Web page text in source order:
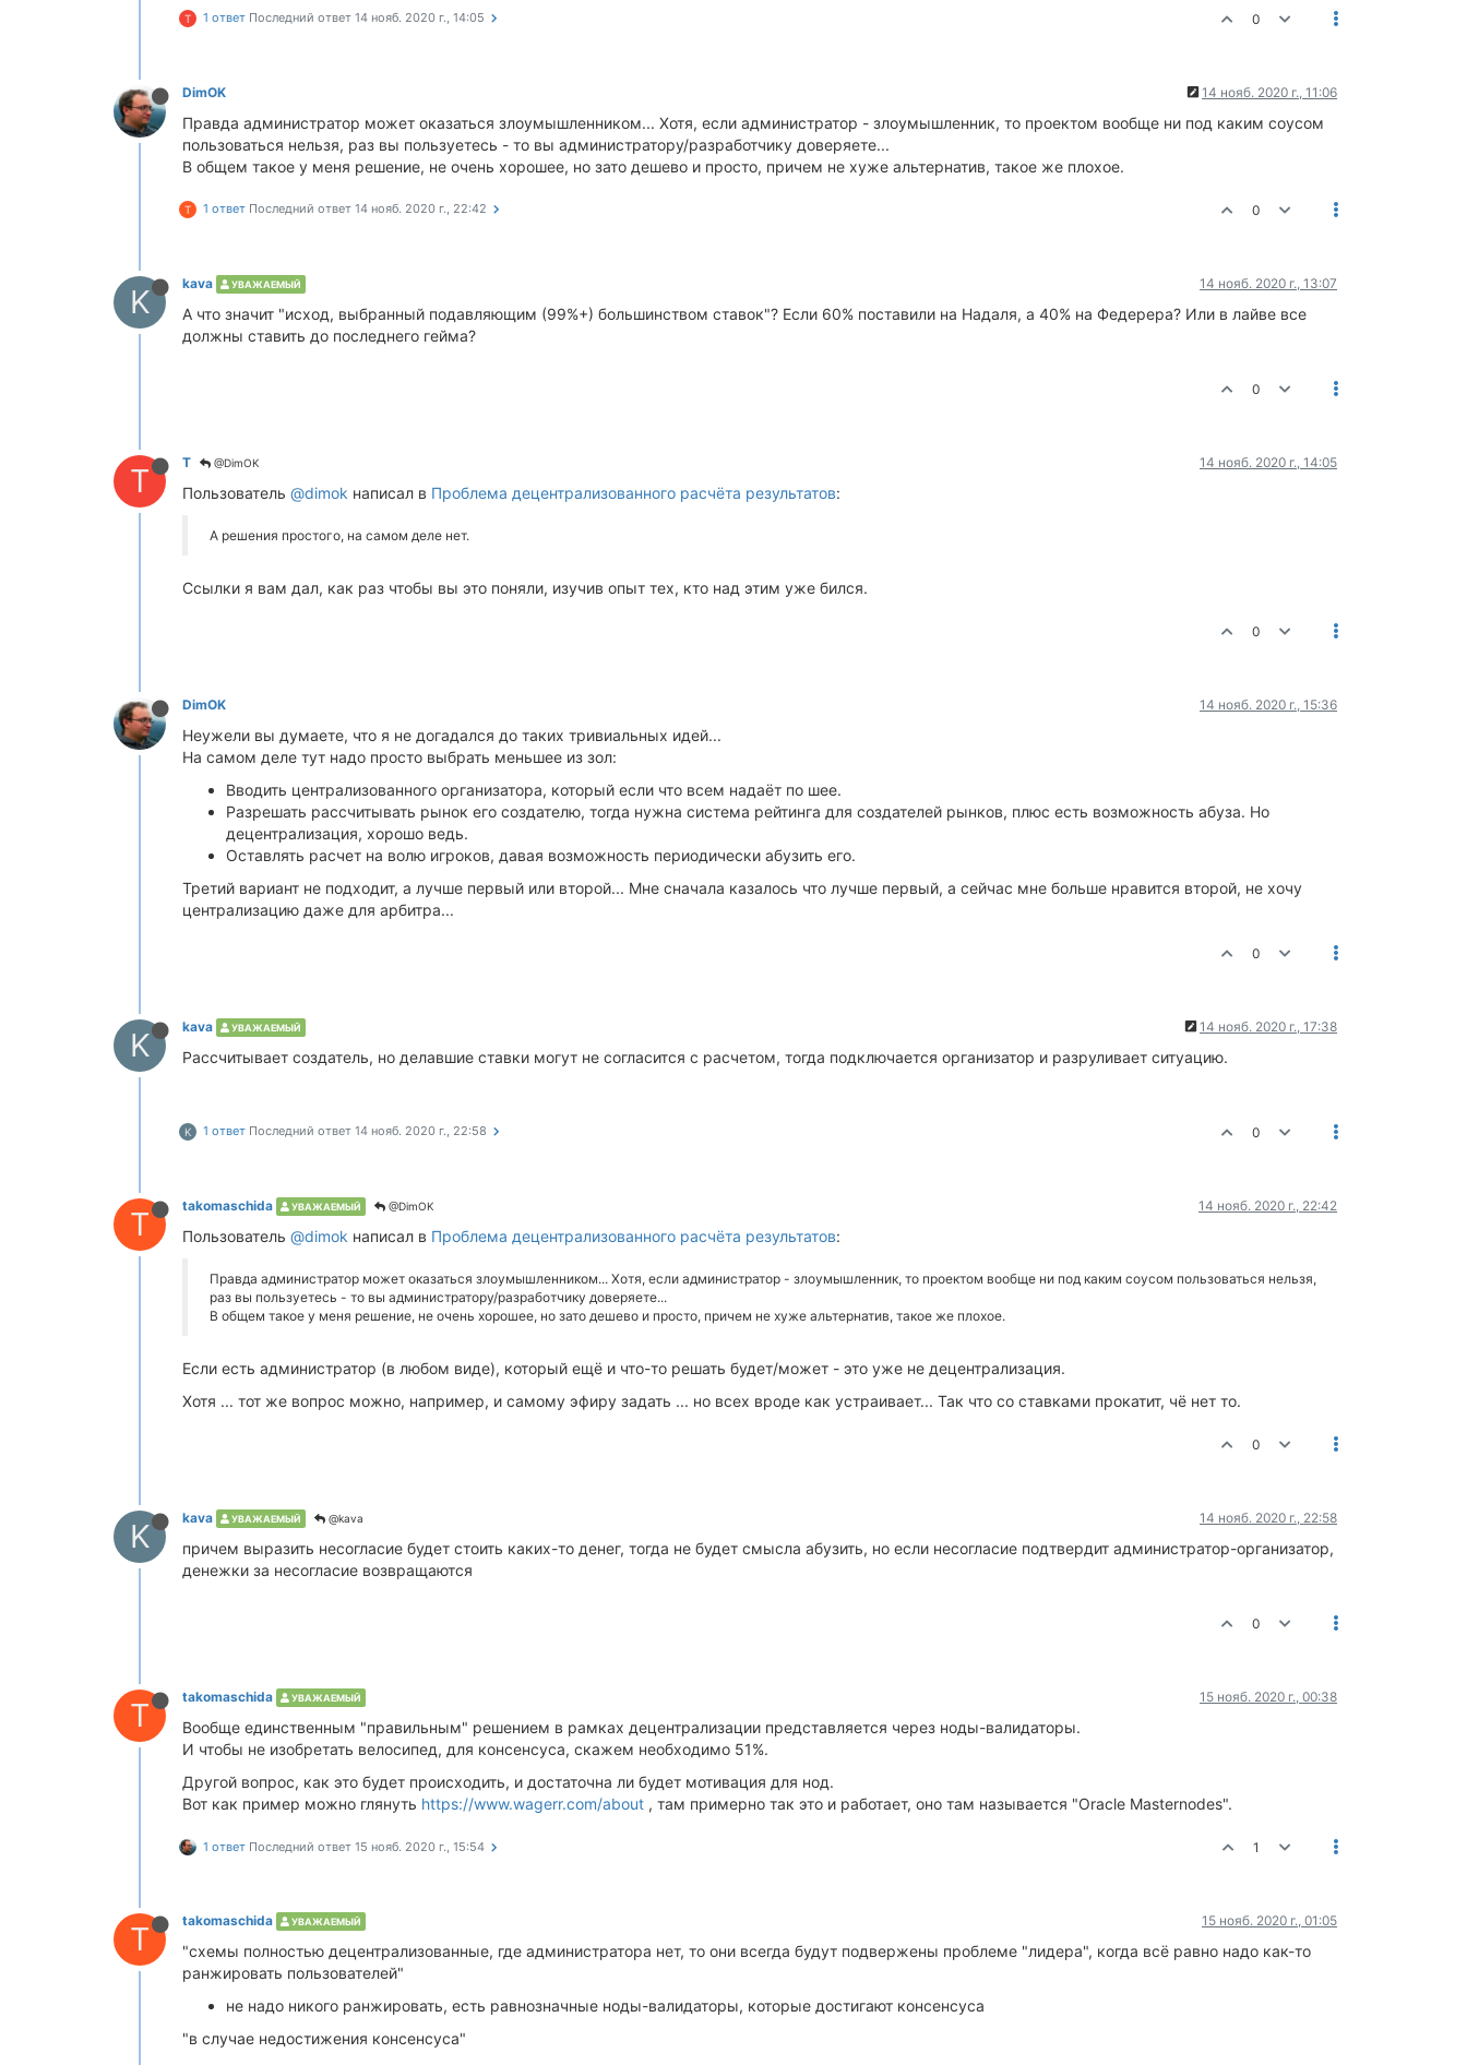
T 1 ответ Последний ответ 14 нояб. 2020 г., 14:05 0
DimOK 14 нояб. 2020 г., 11:06
Правда администратор может оказаться злоумышленником... Хотя, если администратор - злоумышленник, то проектом вообще ни под каким соусом
пользоваться нельзя, раз вы пользуетесь - то вы администратору/разработчику доверяете...
В общем такое у меня решение, не очень хорошее, но зато дешево и просто, причем не хуже альтернатив, такое же плохое.
T 1 ответ Последний ответ 14 нояб. 2020 г., 22:42 0
K kava УВАЖАЕМЫЙ 14 нояб. 2020 г., 13:07
А что значит "исход, выбранный подавляющим (99%+) большинством ставок"? Если 60% поставили на Надаля, а 40% на Федерера? Или в лайве все
должны ставить до последнего гейма?
0
T T @DimOK 14 нояб. 2020 г., 14:05
Пользователь @dimok написал в Проблема децентрализованного расчёта результатов:
А решения простого, на самом деле нет.
Ссылки я вам дал, как раз чтобы вы это поняли, изучив опыт тех, кто над этим уже бился.
0
DimOK 14 нояб. 2020 г., 15:36
Неужели вы думаете, что я не догадался до таких тривиальных идей...
На самом деле тут надо просто выбрать меньшее из зол:
Вводить централизованного организатора, который если что всем надаёт по шее.
Разрешать рассчитывать рынок его создателю, тогда нужна система рейтинга для создателей рынков, плюс есть возможность абуза. Но
децентрализация, хорошо ведь.
Оставлять расчет на волю игроков, давая возможность периодически абузить его.
Третий вариант не подходит, а лучше первый или второй... Мне сначала казалось что лучше первый, а сейчас мне больше нравится второй, не хочу
централизацию даже для арбитра...
0
K kava УВАЖАЕМЫЙ 14 нояб. 2020 г., 17:38
Рассчитывает создатель, но делавшие ставки могут не согласится с расчетом, тогда подключается организатор и разруливает ситуацию.
K 1 ответ Последний ответ 14 нояб. 2020 г., 22:58 0
T takomaschida УВАЖАЕМЫЙ @DimOK 14 нояб. 2020 г., 22:42
Пользователь @dimok написал в Проблема децентрализованного расчёта результатов:
Правда администратор может оказаться злоумышленником... Хотя, если администратор - злоумышленник, то проектом вообще ни под каким соусом пользоваться нельзя,
раз вы пользуетесь - то вы администратору/разработчику доверяете...
В общем такое у меня решение, не очень хорошее, но зато дешево и просто, причем не хуже альтернатив, такое же плохое.
Если есть администратор (в любом виде), который ещё и что-то решать будет/может - это уже не децентрализация.
Хотя ... тот же вопрос можно, например, и самому эфиру задать ... но всех вроде как устраивает... Так что со ставками прокатит, чё нет то.
0
K kava УВАЖАЕМЫЙ @kava 14 нояб. 2020 г., 22:58
причем выразить несогласие будет стоить каких-то денег, тогда не будет смысла абузить, но если несогласие подтвердит администратор-организатор,
денежки за несогласие возвращаются
0
T takomaschida УВАЖАЕМЫЙ 15 нояб. 2020 г., 00:38
Вообще единственным "правильным" решением в рамках децентрализации представляется через ноды-валидаторы.
И чтобы не изобретать велосипед, для консенсуса, скажем необходимо 51%.
Другой вопрос, как это будет происходить, и достаточна ли будет мотивация для нод.
Вот как пример можно глянуть https://www.wagerr.com/about , там примерно так это и работает, оно там называется "Oracle Masternodes".
1 ответ Последний ответ 15 нояб. 2020 г., 15:54 1
T takomaschida УВАЖАЕМЫЙ 15 нояб. 2020 г., 01:05
"схемы полностью децентрализованные, где администратора нет, то они всегда будут подвержены проблеме "лидера", когда всё равно надо как-то
ранжировать пользователей"
не надо никого ранжировать, есть равнозначные ноды-валидаторы, которые достигают консенсуса
"в случае недостижения консенсуса"